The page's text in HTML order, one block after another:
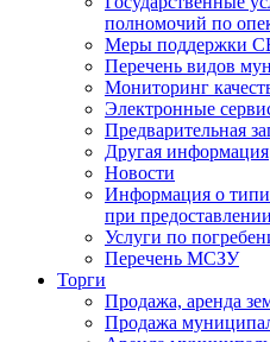
полномочий по
Меры поддержки
Перечень видов
Мониторинг
Электронные
Предварительная
Другая информация
Новости
Информация о
при
Услуги по
Перечень МСЗУ
Торги
Продажа, аренда
Продажа